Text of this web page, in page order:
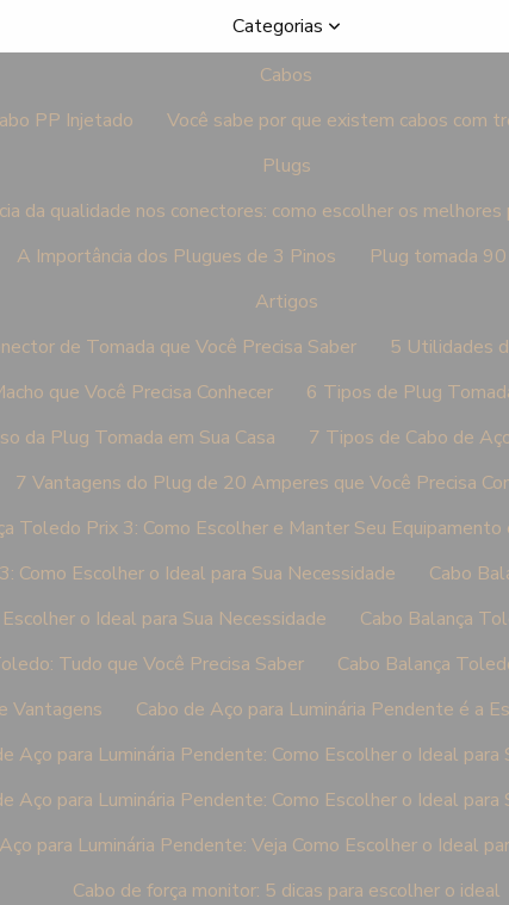
Categorias
Cabos
PP Injetado
Você sabe por que existem cabos com
Plugs
da qualidade nos conectores: como escolher os melhores
A Importância dos Plugues de 3 Pinos
Plug tomada 90
Artigos
de Tomada que Você Precisa Saber
5 Utilidades
que Você Precisa Conhecer
6 Tipos de Plug
da Plug Tomada em Sua Casa
7 Tipos de Cabo de
7 Vantagens do Plug de 20 Amperes que Você Precisa
Toledo Prix 3: Como Escolher e Manter Seu
Como Escolher o Ideal para Sua Necessidade
Cabo
o Ideal para Sua Necessidade
Cabo Balança
Tudo que Você Precisa Saber
Cabo Balança
Vantagens
Cabo de Aço para Luminária Pendente é a
Aço para Luminária Pendente: Como Escolher o Ideal para
Aço para Luminária Pendente: Como Escolher o Ideal para
para Luminária Pendente: Veja Como Escolher o Ideal
Cabo de força monitor: 5 dicas para escolher o ideal